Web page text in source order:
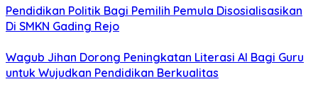
Pendidikan Politik Bagi Pemilih Pemula Disosialisasikan
Di SMKN Gading Rejo
Wagub Jihan Dorong Peningkatan Literasi AI Bagi Guru
untuk Wujudkan Pendidikan Berkualitas